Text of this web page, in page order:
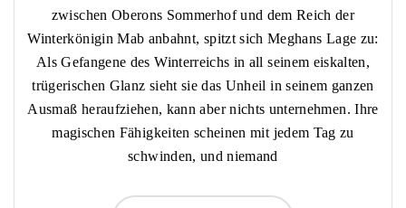
zwischen Oberons Sommerhof und dem Reich der
Winterkönigin Mab anbahnt, spitzt sich Meghans Lage zu:
Als Gefangene des Winterreichs in all seinem eiskalten,
trügerischen Glanz sieht sie das Unheil in seinem ganzen
Ausmaß heraufziehen, kann aber nichts unternehmen. Ihre
magischen Fähigkeiten scheinen mit jedem Tag zu
schwinden, und niemand